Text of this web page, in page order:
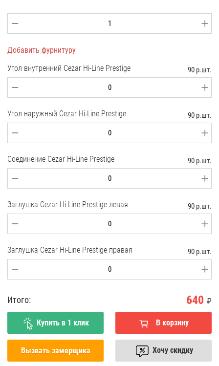
Добавить фурнитуру
Угол внутренний Cezar Hi-Line Prestige
90 р.шт.
Угол наружный Cezar Hi-Line Prestige 90 р.шт.
Соединение Cezar Hi-Line Prestige 90 р.шт.
Заглушка Cezar Hi-Line Prestige левая 90 р.шт.
Заглушка Cezar Hi-Line Prestige правая 90 р.шт.
Итого: 640 ₽
Купить в 1 клик В корзину
Вызвать замерщика Хочу скидку